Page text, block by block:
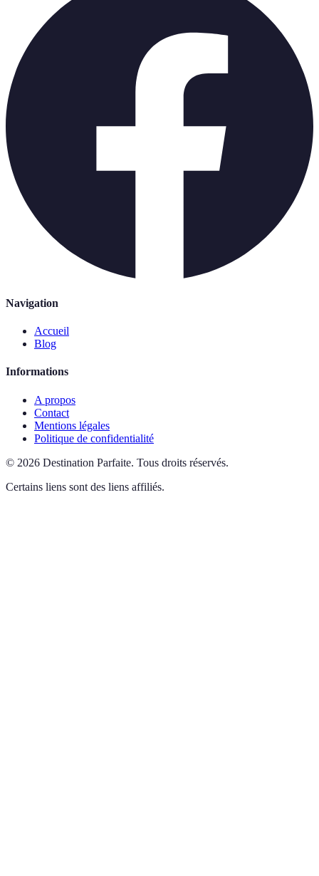
Navigation
Accueil
Blog
Informations
A propos
Contact
Mentions légales
Politique de confidentialité
© 2026 Destination Parfaite. Tous droits réservés.
Certains liens sont des liens affiliés.